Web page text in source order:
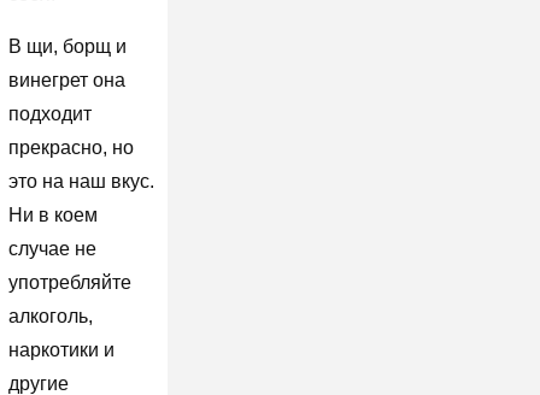
В щи, борщ и
винегрет она
подходит
прекрасно, но
это на наш вкус.
Ни в коем
случае не
употребляйте
алкоголь,
наркотики и
другие